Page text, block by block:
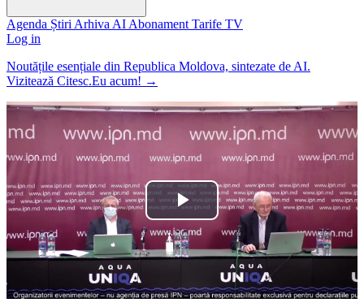
Agenda Știri Arhiva AI Abonament Tarife TV
Log in
Noutățile esențiale din Republica Moldova, sintezate de AI.
Vizitează Citesc.Eu acum! →
Play
Video